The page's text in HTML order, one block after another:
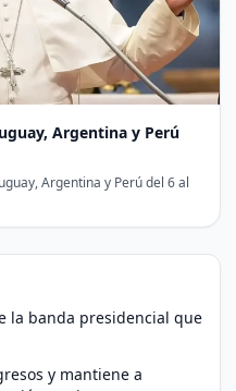
Argentina y Perú
Argentina y Perú del 6 al
la banda presidencial que
y mantiene a